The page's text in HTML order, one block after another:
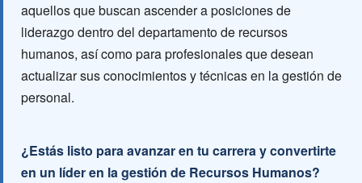
aquellos que buscan ascender a posiciones de
liderazgo dentro del departamento de recursos
humanos, así como para profesionales que desean
actualizar sus conocimientos y técnicas en la gestión de
personal.
¿Estás listo para avanzar en tu carrera y convertirte
en un líder en la gestión de Recursos Humanos?